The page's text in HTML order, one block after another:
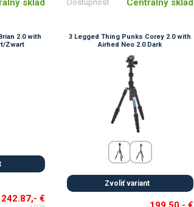
sklad Dostupnosť Centrálny sklad
2.0 with
Zwart
242.87,- €
3 Legged Thing Punks Corey 2.0 with
Airhed Neo 2.0 Dark
Zvoliť variant